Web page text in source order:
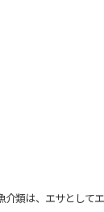
類は、エサとして